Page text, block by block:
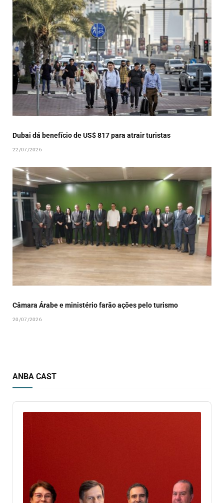
Dubai dá benefício de US$ 817 para atrair turistas
22/07/2026
Câmara Árabe e ministério farão ações pelo turismo
20/07/2026
ANBA CAST
Audio
Player